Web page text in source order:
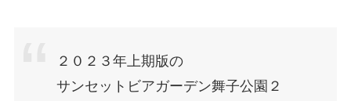
２０２３年上期版の
サンセットビアガーデン舞子公園２